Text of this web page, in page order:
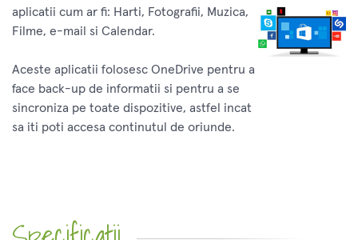
aplicatii cum ar fi: Harti, Fotografii, Muzica,
Filme, e-mail si Calendar.
Aceste aplicatii folosesc OneDrive pentru a
face back-up de informatii si pentru a se
sincroniza pe toate dispozitive, astfel incat
sa iti poti accesa continutul de oriunde.